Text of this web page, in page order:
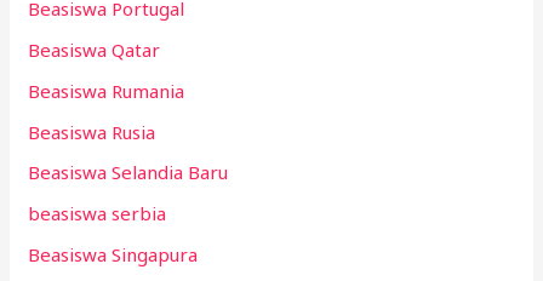
Beasiswa Portugal
Beasiswa Qatar
Beasiswa Rumania
Beasiswa Rusia
Beasiswa Selandia Baru
beasiswa serbia
Beasiswa Singapura